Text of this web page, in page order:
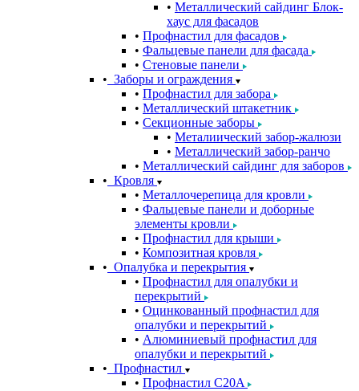
Металлический сайдинг Блок-
хаус для фасадов
Профнастил для фасадов
Фальцевые панели для фасада
Стеновые панели
Заборы и ограждения
Профнастил для забора
Металлический штакетник
Секционные заборы
Металиический забор-жалюзи
Металлический забор-ранчо
Металлический сайдинг для заборов
Кровля
Металлочерепица для кровли
Фальцевые панели и доборные
элементы кровли
Профнастил для крыши
Композитная кровля
Опалубка и перекрытия
Профнастил для опалубки и
перекрытий
Оцинкованный профнастил для
опалубки и перекрытий
Алюминиевый профнастил для
опалубки и перекрытий
Профнастил
Профнастил С20A